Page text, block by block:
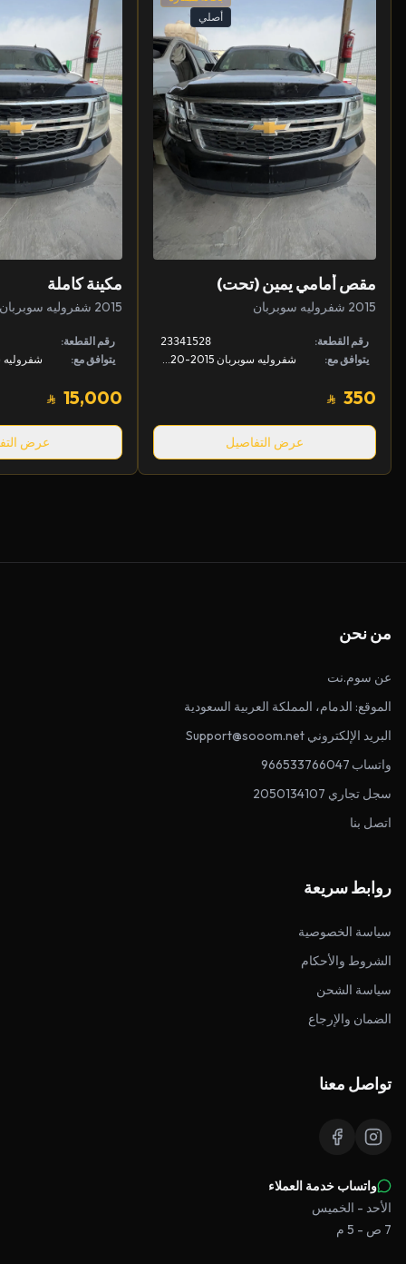
أصلي
مقص أمامي يمين (تحت)
2015 شفروليه سوبربان
رقم القطعة: 23341528
يتوافق مع:
350
عرض التفاصيل
مكينة كاملة
2015 شفروليه سوبربان
رقم القطعة:
يتوافق مع:
15,000
عرض
من نحن
عن سوم.نت
الموقع: الدمام، المملكة العربية السعودية
البريد الإلكتروني Support@sooom.net
واتساب 966533766047
سجل تجاري 2050134107
اتصل بنا
روابط سريعة
سياسة الخصوصية
الشروط والأحكام
سياسة الشحن
الضمان والإرجاع
تواصل معنا
واتساب خدمة العملاء
الأحد - الخميس
7 ص - 5 م